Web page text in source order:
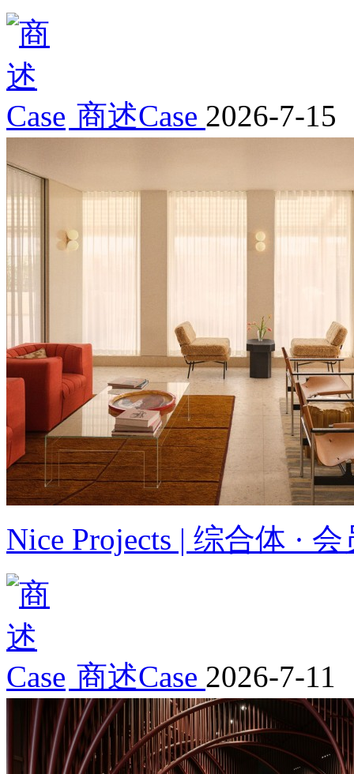
商述Case 2026-7-15
Nice Projects | 综合体 ·
商述Case 2026-7-11